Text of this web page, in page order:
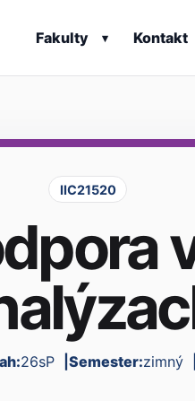
Fakulty ▾ Kontakt
IIC21520
26sP Semester:zimný